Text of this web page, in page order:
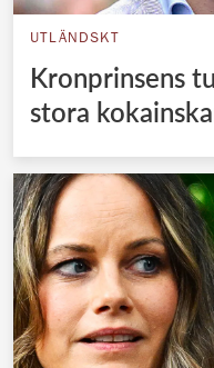
UTLÄNDSKT
Kronprinsens
stora